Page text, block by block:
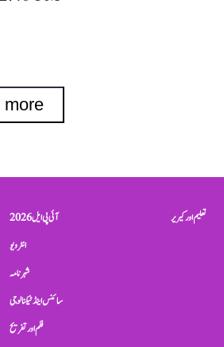
more
آئی پی ایل 2026
انٹرویو
شہرنامہ
سائنس اینڈ ٹیکنالوجی
فلم اور تفریح
تعلیم اور کیریر